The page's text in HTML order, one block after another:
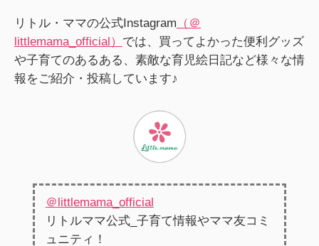
リトル・ママの公式Instagram （＠
littlemama_official） では、買ってよかった便利グッズ
や子育てのあるある、素敵な育児絵日記など様々な情
報をご紹介・投稿しています♪
＠littlemama_official
リトルママ公式_子育て情報やママ友コミ
ュニティ！